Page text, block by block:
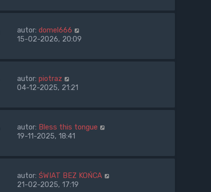
autor: domel666
15-02-2026, 20:09
autor: piotraz
04-12-2025, 21:21
autor: Bless this tongue
19-11-2025, 18:41
autor: ŚWIAT BEZ KOŃCA
21-02-2025, 17:19